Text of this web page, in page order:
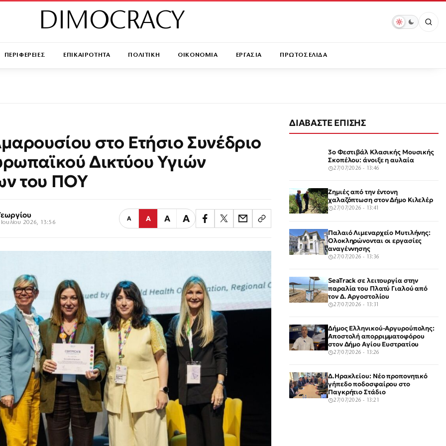
DIMOCRACY
ΠΕΡΙΦΕΡΕΙΕΣ ΕΠΙΚΑΙΡΟΤΗΤΑ ΠΟΛΙΤΙΚΗ ΟΙΚΟΝΟΜΙΑ ΕΡΓΑΣΙΑ ΠΡΩΤΟΣΕΛΙΔΑ
στο Ετήσιο Συνέδριο
Δικτύου Υγιών
του ΠΟΥ
Ιουλίου 2026, 13:56
Α Α Α Α
ΔΙΑΒΑΣΤΕ ΕΠΙΣΗΣ
3ο Φεστιβάλ Κλασικής Μουσικής
Σκοπέλου: άνοιξε η αυλαία
27/07/2026 - 13:46
Ζημιές από την έντονη
χαλαζόπτωση στον Δήμο Κιλελέρ
27/07/2026 - 13:41
Παλαιό Λιμεναρχείο Μυτιλήνης:
Ολοκληρώνονται οι εργασίες
αναγέννησης
27/07/2026 - 13:36
SeaTrack σε λειτουργία στην
παραλία του Πλατύ Γιαλού από
τον Δ. Αργοστολίου
27/07/2026 - 13:31
Δήμος Ελληνικού-Αργυρούπολης:
Αποστολή απορριμματοφόρου
στον Δήμο Αγίου Ευστρατίου
27/07/2026 - 13:26
Δ.Ηρακλείου: Νέο προπονητικό
γήπεδο ποδοσφαίρου στο
Παγκρήτιο Στάδιο
27/07/2026 - 13:21